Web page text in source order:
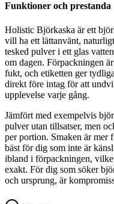
Funktioner och prestanda
Holistic Björkaska är ett
vill ha ett lättanvänt,
tesked pulver i ett glas
om dagen. Förpackningen
fukt, och etiketten ger
direkt före intag för att
upplevelse varje gång.
Jämfört med exempelvis
pulver utan tillsatser, men
per portion. Smaken är mer
bäst för dig som inte är
ibland i förpackningen,
exakt. För dig som söker
och ursprung, är